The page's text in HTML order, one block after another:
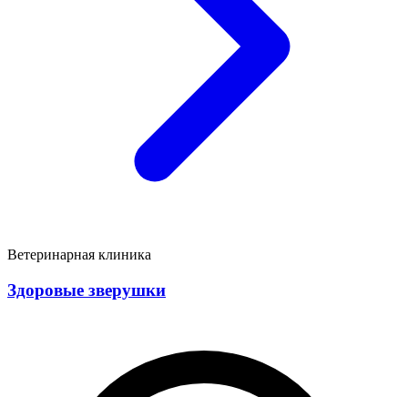
Ветеринарная клиника
Здоровые зверушки